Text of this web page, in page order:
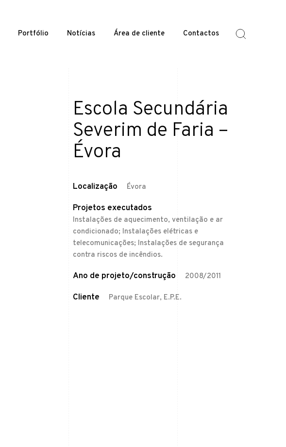
Portfólio Notícias Área de cliente Contactos
Escola Secundária
Severim de Faria –
Évora
Localização Évora
Projetos executados
Instalações de aquecimento, ventilação e ar
condicionado; Instalações elétricas e
telecomunicações; Instalações de segurança
contra riscos de incêndios.
Ano de projeto/construção 2008/2011
Cliente Parque Escolar, E.P.E.